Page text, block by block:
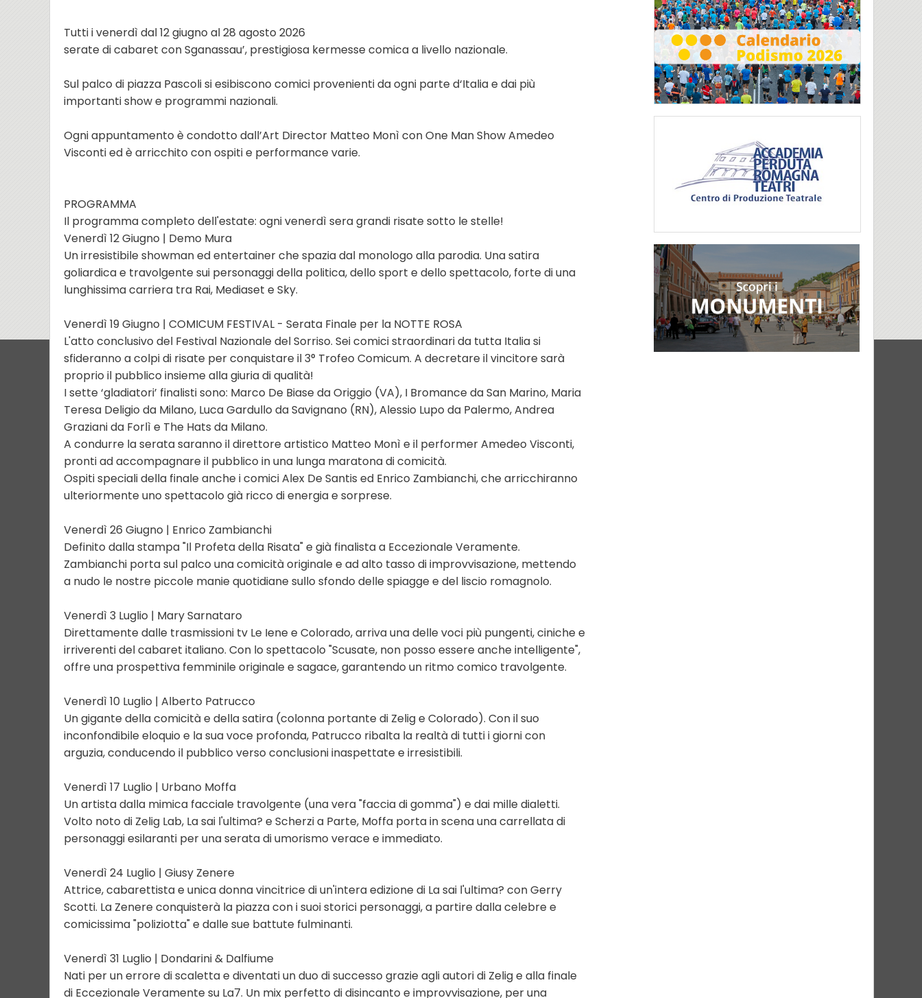
Tutti i venerdì dal 12 giugno al 28 agosto 2026
serate di cabaret con Sganassau’, prestigiosa kermesse comica a livello nazionale.
Sul palco di piazza Pascoli si esibiscono comici provenienti da ogni parte d‘Italia e dai più
importanti show e programmi nazionali.
Ogni appuntamento è condotto dall’Art Director Matteo Monì con One Man Show Amedeo
Visconti ed è arricchito con ospiti e performance varie.
PROGRAMMA
Il programma completo dell'estate: ogni venerdì sera grandi risate sotto le stelle!
Venerdì 12 Giugno | Demo Mura
Un irresistibile showman ed entertainer che spazia dal monologo alla parodia. Una satira
goliardica e travolgente sui personaggi della politica, dello sport e dello spettacolo, forte di una
lunghissima carriera tra Rai, Mediaset e Sky.
Venerdì 19 Giugno | COMICUM FESTIVAL - Serata Finale per la NOTTE ROSA
L'atto conclusivo del Festival Nazionale del Sorriso. Sei comici straordinari da tutta Italia si
sfideranno a colpi di risate per conquistare il 3° Trofeo Comicum. A decretare il vincitore sarà
proprio il pubblico insieme alla giuria di qualità!
I sette ‘gladiatori’ finalisti sono: Marco De Biase da Origgio (VA), I Bromance da San Marino, Maria
Teresa Deligio da Milano, Luca Gardullo da Savignano (RN), Alessio Lupo da Palermo, Andrea
Graziani da Forlì e The Hats da Milano.
A condurre la serata saranno il direttore artistico Matteo Monì e il performer Amedeo Visconti,
pronti ad accompagnare il pubblico in una lunga maratona di comicità.
Ospiti speciali della finale anche i comici Alex De Santis ed Enrico Zambianchi, che arricchiranno
ulteriormente uno spettacolo già ricco di energia e sorprese.
Venerdì 26 Giugno | Enrico Zambianchi
Definito dalla stampa "Il Profeta della Risata" e già finalista a Eccezionale Veramente.
Zambianchi porta sul palco una comicità originale e ad alto tasso di improvvisazione, mettendo
a nudo le nostre piccole manie quotidiane sullo sfondo delle spiagge e del liscio romagnolo.
Venerdì 3 Luglio | Mary Sarnataro
Direttamente dalle trasmissioni tv Le Iene e Colorado, arriva una delle voci più pungenti, ciniche e
irriverenti del cabaret italiano. Con lo spettacolo "Scusate, non posso essere anche intelligente",
offre una prospettiva femminile originale e sagace, garantendo un ritmo comico travolgente.
Venerdì 10 Luglio | Alberto Patrucco
Un gigante della comicità e della satira (colonna portante di Zelig e Colorado). Con il suo
inconfondibile eloquio e la sua voce profonda, Patrucco ribalta la realtà di tutti i giorni con
arguzia, conducendo il pubblico verso conclusioni inaspettate e irresistibili.
Venerdì 17 Luglio | Urbano Moffa
Un artista dalla mimica facciale travolgente (una vera "faccia di gomma") e dai mille dialetti.
Volto noto di Zelig Lab, La sai l'ultima? e Scherzi a Parte, Moffa porta in scena una carrellata di
personaggi esilaranti per una serata di umorismo verace e immediato.
Venerdì 24 Luglio | Giusy Zenere
Attrice, cabarettista e unica donna vincitrice di un'intera edizione di La sai l'ultima? con Gerry
Scotti. La Zenere conquisterà la piazza con i suoi storici personaggi, a partire dalla celebre e
comicissima "poliziotta" e dalle sue battute fulminanti.
Venerdì 31 Luglio | Dondarini & Dalfiume
Nati per un errore di scaletta e diventati un duo di successo grazie agli autori di Zelig e alla finale
di Eccezionale Veramente su La7. Un mix perfetto di disincanto e improvvisazione, per una